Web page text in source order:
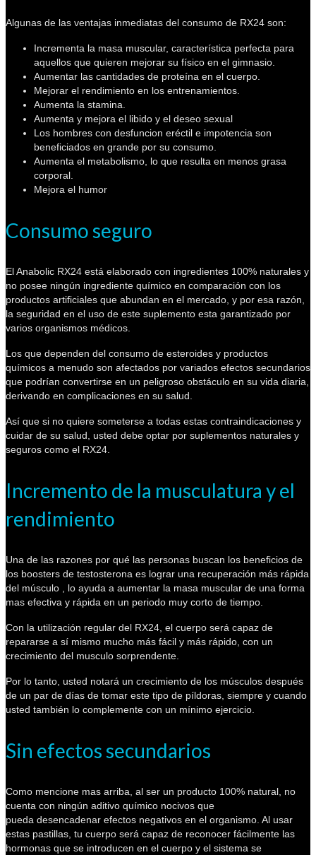
Algunas de las ventajas inmediatas del consumo de RX24 son:
Incrementa la masa muscular, característica perfecta para
aquellos que quieren mejorar su físico en el gimnasio.
Aumentar las cantidades de proteína en el cuerpo.
Mejorar el rendimiento en los entrenamientos.
Aumenta la stamina.
Aumenta y mejora el libido y el deseo sexual
Los hombres con desfuncion eréctil e impotencia son
beneficiados en grande por su consumo.
Aumenta el metabolismo, lo que resulta en menos grasa
corporal.
Mejora el humor
Consumo seguro
El Anabolic RX24 está elaborado con ingredientes 100% naturales y
no posee ningún ingrediente químico en comparación con los
productos artificiales que abundan en el mercado, y por esa razón,
la seguridad en el uso de este suplemento esta garantizado por
varios organismos médicos.
Los que dependen del consumo de esteroides y productos
químicos a menudo son afectados por variados efectos secundarios
que podrían convertirse en un peligroso obstáculo en su vida diaria,
derivando en complicaciones en su salud.
Así que si no quiere someterse a todas estas contraindicaciones y
cuidar de su salud, usted debe optar por suplementos naturales y
seguros como el RX24.
Incremento de la musculatura y el
rendimiento
Una de las razones por qué las personas buscan los beneficios de
los boosters de testosterona es lograr una recuperación más rápida
del músculo , lo ayuda a aumentar la masa muscular de una forma
mas efectiva y rápida en un periodo muy corto de tiempo.
Con la utilización regular del RX24, el cuerpo será capaz de
repararse a sí mismo mucho más fácil y más rápido, con un
crecimiento del musculo sorprendente.
Por lo tanto, usted notará un crecimiento de los músculos después
de un par de días de tomar este tipo de píldoras, siempre y cuando
usted también lo complemente con un mínimo ejercicio.
Sin efectos secundarios
Como mencione mas arriba, al ser un producto 100% natural, no
cuenta con ningún aditivo químico nocivos que
pueda desencadenar efectos negativos en el organismo. Al usar
estas pastillas, tu cuerpo será capaz de reconocer fácilmente las
hormonas que se introducen en el cuerpo y el sistema se